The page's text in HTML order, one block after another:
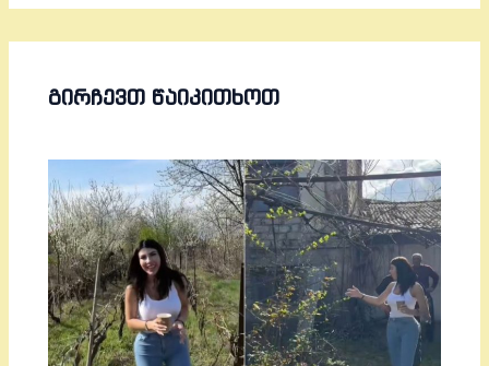
ᲒᲘᲠᲩᲔᲕᲗ ᲬᲐᲘᲙᲘᲗᲮᲝᲗ